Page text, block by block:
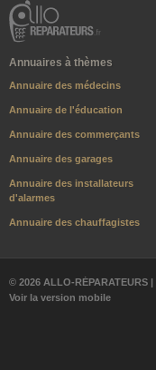
Annuaires à thèmes
Annuaire des médecins
Annuaire de l'éducation
Annuaire des commerçants
Annuaire des garages
Annuaire des installateurs
d'alarmes
Annuaire des chauffagistes
© 2026 ALLO-RÉPARATEURS |
Voir la version mobile